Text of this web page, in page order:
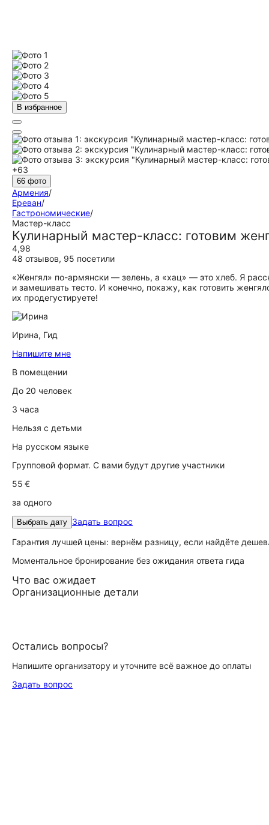
В избранное
+63
66 фото
Армения/
Ереван/
Гастрономические/
Мастер-класс
Кулинарный мастер-класс: готовим
4,98
48 отзывов, 95 посетили
«Женгял» по-армянски — зелень, а «хац» — это хлеб. Я
и замешивать тесто. И конечно, покажу, как готовить
их продегустируете!
Ирина, Гид
Напишите мне
В помещении
До 20 человек
3 часа
Нельзя с детьми
На русском языке
Групповой формат. С вами будут другие участники
55 €
за одного
Выбрать дату Задать вопрос
Гарантия лучшей цены: вернём разницу, если найдёте
Моментальное бронирование без ожидания ответа гида
Что вас ожидает
Организационные детали
Остались вопросы?
Напишите организатору и уточните всё важное до оплаты
Задать вопрос